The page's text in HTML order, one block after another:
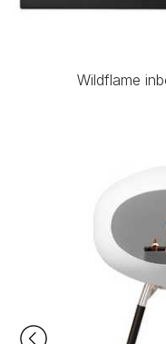
Wildflame